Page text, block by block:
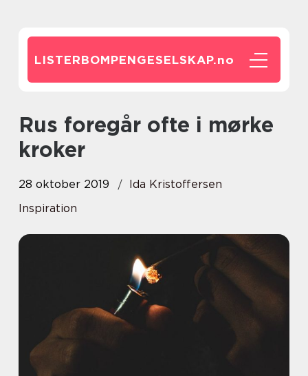
LISTERBOMPENGESELSKAP.no
Rus foregår ofte i mørke
kroker
28 oktober 2019
Ida Kristoffersen
Inspiration